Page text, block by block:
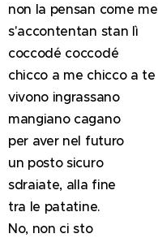
non la pensan come me
s'accontentan stan lì
coccodé coccodé
chicco a me chicco a te
vivono ingrassano
mangiano cagano
per aver nel futuro
un posto sicuro
sdraiate, alla fine
tra le patatine.
No, non ci sto